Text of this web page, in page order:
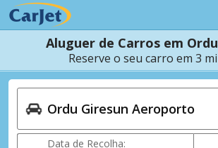
Aluguer de Carros em
Reserve o seu carro em 3
Data de Recolha: